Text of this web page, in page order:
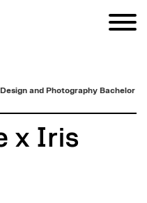
and Photography Bachelor
x Iris